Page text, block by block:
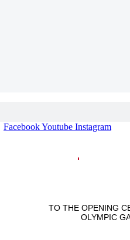
FacebookYoutube Instagram